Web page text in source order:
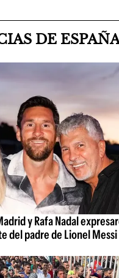
DE
y Rafa Nadal
del padre de Lionel Messi